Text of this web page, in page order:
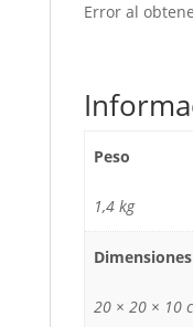
Error al
Peso
1,4 kg
Dimensiones
20 × 20 × 10